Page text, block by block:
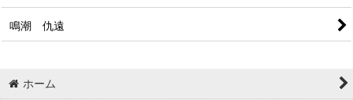
鳴潮 仇遠
ホーム